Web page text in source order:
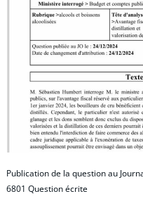
Publication de la question au
6801 Question écrite